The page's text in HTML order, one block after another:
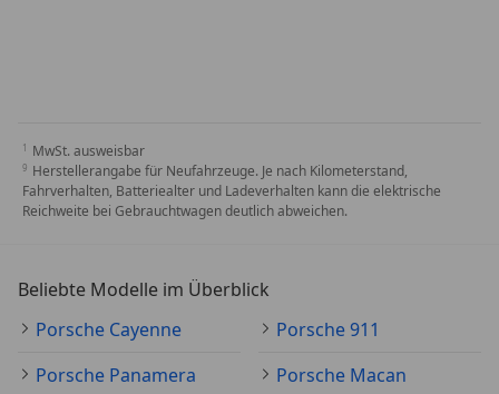
MwSt. ausweisbar
Herstellerangabe für Neufahrzeuge. Je nach Kilometerstand,
Fahrverhalten, Batteriealter und Ladeverhalten kann die elektrische
Reichweite bei Gebrauchtwagen deutlich abweichen.
Beliebte Modelle im Überblick
Porsche Cayenne
Porsche 911
Porsche Panamera
Porsche Macan